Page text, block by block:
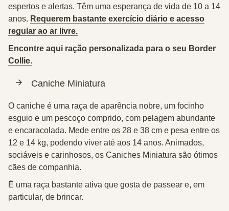
espertos e alertas. Têm uma esperança de vida de 10 a 14
anos. Requerem bastante exercício diário e acesso
regular ao ar livre.
Encontre aqui ração personalizada para o seu Border
Collie.
Caniche Miniatura
O caniche é uma raça de aparência nobre, um focinho
esguio e um pescoço comprido, com pelagem abundante
e encaracolada. Mede entre os 28 e 38 cm e pesa entre os
12 e 14 kg, podendo viver até aos 14 anos. Animados,
sociáveis e carinhosos, os Caniches Miniatura são ótimos
cães de companhia.
É uma raça bastante ativa que gosta de passear e, em
particular, de brincar.